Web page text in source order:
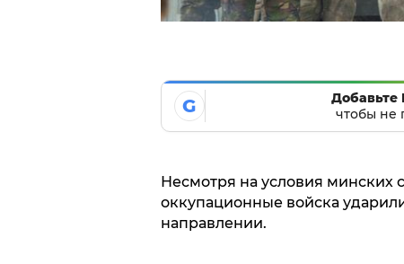
G
Добавьте
чтобы не
Несмотря на условия минских
оккупационные войска
направлении.